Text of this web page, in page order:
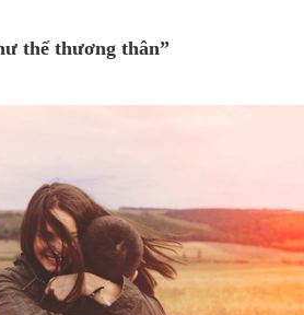
thể thương thân”